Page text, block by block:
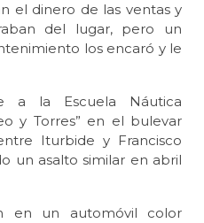
el dinero de las ventas y
del lugar, pero un
los encaró y le
a la Escuela Náutica
y Torres” en el bulevar
Iturbide y Francisco
un asalto similar en abril
en un automóvil color